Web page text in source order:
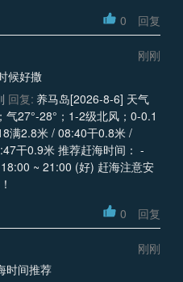
0 回复
刚刚
候好撒
回复: 养马岛[2026-8-6] 天气
气27°-28°；1-2级北风；0-0.1
满2.8米 / 08:40干0.8米 /
干0.9米 推荐赶海时间： -
~ 21:00 (好) 赶海注意安
0 回复
刚刚
时间推荐